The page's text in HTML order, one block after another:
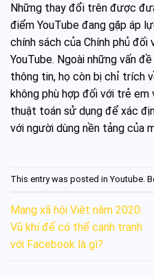
Những thay đổi trên được
điểm YouTube đang gặp áp
chính sách của Chính phủ đối
YouTube. Ngoài những vấn
thông tin, họ còn bị chỉ trích
không phù hợp đối với trẻ em
thuật toán sử dụng để xác
với người dùng nền tảng của
This entry was posted in Youtube .
Mạng xã hội Việt năm 2020:
Vũ khí để có thể cạnh tranh
với Facebook là gì?